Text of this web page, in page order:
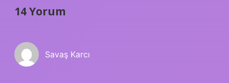
14 Yorum
Savaş Karcı